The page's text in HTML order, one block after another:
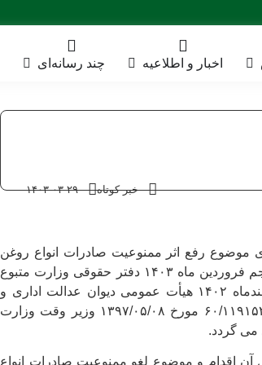
اخبار و اطلاعیه چند رسانه‌ای
خبر کوتاه ۱۴۰۳-۰۳-۲۹
موضوع رفع اثر ممنوعیت صادرات انواع روغن
خوراکی نوشت: به پیوست تصویر نامه شماره ۲۴۹۰۱۰۸ مورخ بیست و پنجم فروردین ماه ۱۴۰۳ دفتر حقوقی وزارت متبوع
منضم به ابلاغیه شماره ۱۴۰۲۳۱۱۰۰۰۱۱۰۲۷۲۵۰ مورخ بیست هفتم اسفندماه ۱۴۰۲ هیأت عمومی دیوان عدالت اداری و
دادنامه شماره ۱۴۰۲۳۱۳۹۰۰۰۳۲۷۶۹۵۵ در خصوص ابطال نامه شماره ۶۰/۱۱۹۱۵۲ مورخ ۱۳۹۷/۰۵/۰۸ وزیر وقت وزارت
می گردد.
آن اقدام و موضوع لغو ممنوعیت صادرات انواع